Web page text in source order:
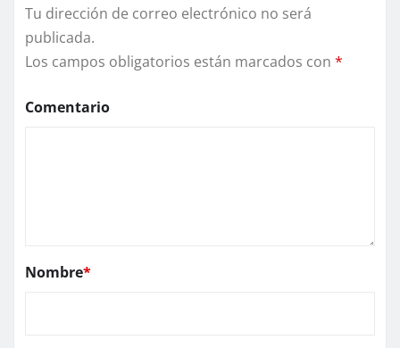
Tu dirección de correo electrónico no será
publicada.
Los campos obligatorios están marcados con *
Comentario
Nombre*